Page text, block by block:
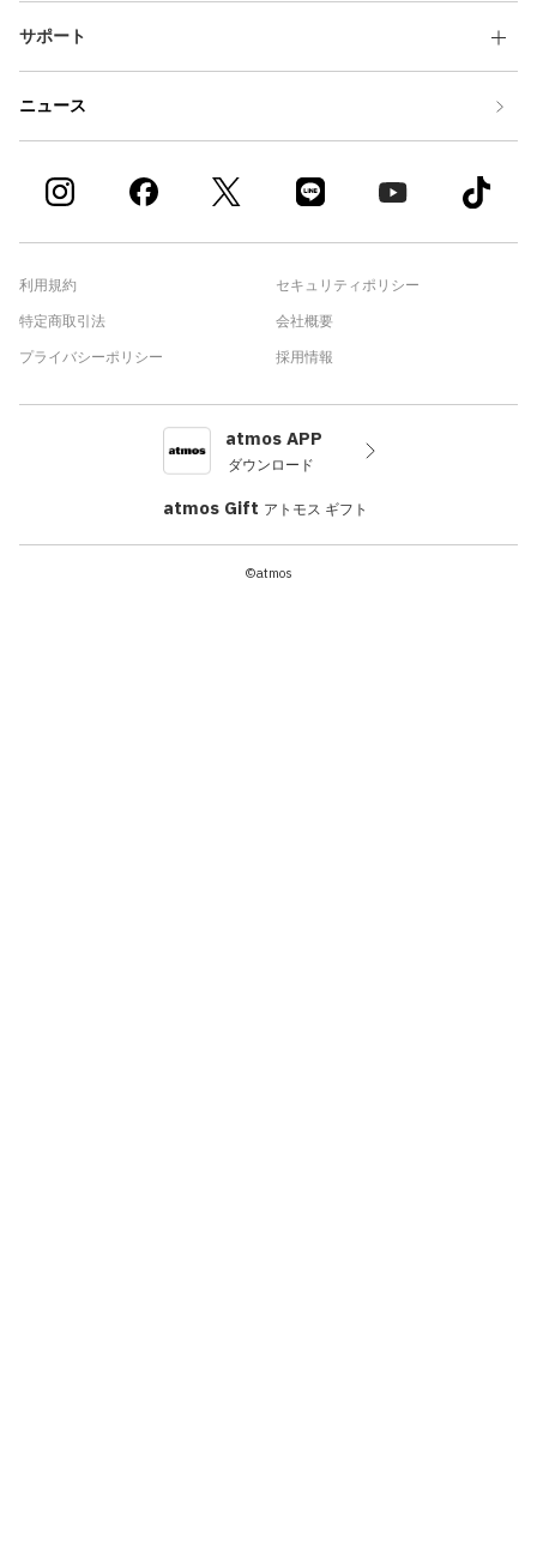
サポート
ニュース
利用規約
特定商取引法
プライバシーポリシー
セキュリティポリシー
会社概要
採用情報
atmos APP
ダウンロード
atmos Gift アトモス ギフト
©atmos